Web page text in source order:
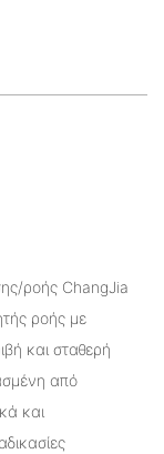
ροής ChangJia
ροής με
και σταθερή
από
και